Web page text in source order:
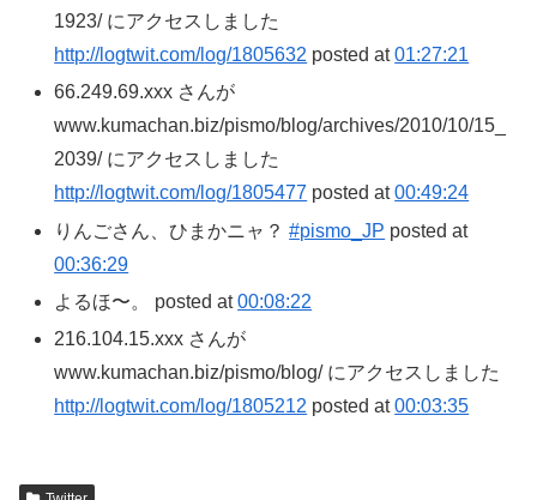
1923/ にアクセスしました
http://logtwit.com/log/1805632 posted at01:27:21
66.249.69.xxx さんが
www.kumachan.biz/pismo/blog/archives/2010/10/15_
2039/ にアクセスしました
http://logtwit.com/log/1805477 posted at00:49:24
りんごさん、ひまかニャ？#pismo_JP posted at
00:36:29
よるほ〜。 posted at00:08:22
216.104.15.xxx さんが
www.kumachan.biz/pismo/blog/ にアクセスしました
http://logtwit.com/log/1805212 posted at00:03:35